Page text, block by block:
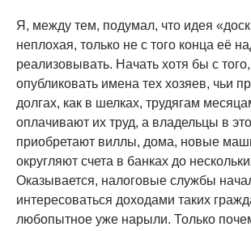
Я, между тем, подумал, что идея
неплохая, только не с того конца её
реализовывать. Начать хотя бы с
опубликовать имена тех хозяев, чьи
долгах, как в шелках, трудягам
оплачивают их труд, а владельцы в
приобретают виллы, дома, новые
округляют счета в банках до
Оказывается, налоговые службы
интересоваться доходами таких
любопытное уже нарыли. Только